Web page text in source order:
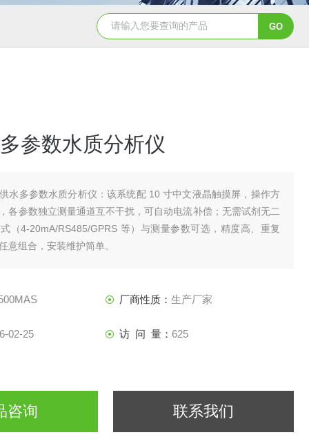
Aqualysis 300自来水消毒检测余氯/
参数水质分析仪
水多参数水质分析仪：该系统配 10 寸中文液晶触摸屏，操作方
各参数独立测量通道互不干扰，可自动电流补偿；无需试剂无二
（4-20mA/RS485/GPRS 等）与测量参数可选，精度高、重复
意组合，安装维护简单。
厂商性质： 生产厂家
02-25 访 问 量： 625
咨询 联系我们